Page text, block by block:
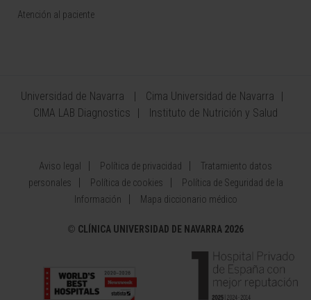
Atención al paciente
Universidad de Navarra
Cima Universidad de Navarra
CIMA LAB Diagnostics
Instituto de Nutrición y Salud
Aviso legal Política de privacidad
Tratamiento datos
personales
Política de cookies
Política de Seguridad de la
Información
Mapa diccionario médico
© CLÍNICA UNIVERSIDAD DE NAVARRA 2026